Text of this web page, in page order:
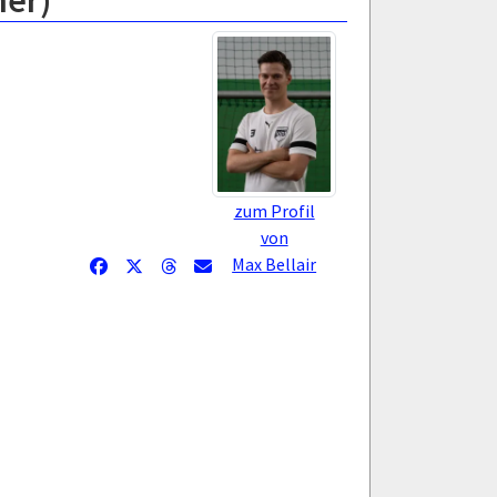
zum Profil
von
Max Bellair